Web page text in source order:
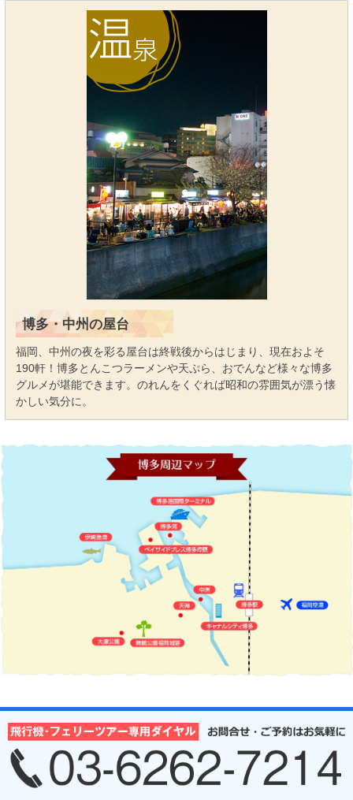
博多・中州の屋台
福岡、中州の夜を彩る屋台は終戦後からはじまり、現在およそ
190軒！博多とんこつラーメンや天ぷら、おでんなど様々な博多
グルメが堪能できます。のれんをくぐれば昭和の雰囲気が漂う懐
かしい気分に。